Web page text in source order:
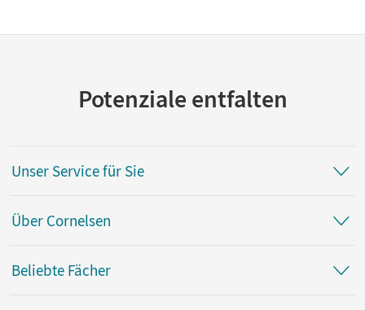
Potenziale entfalten
Unser Service für Sie
Über Cornelsen
Beliebte Fächer